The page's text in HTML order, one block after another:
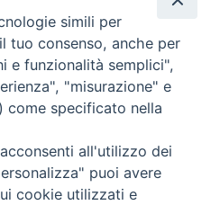
simili per
tuo consenso, anche per
e funzionalità semplici",
"misurazione" e
specificato nella
all'utilizzo dei
puoi avere
cookie utilizzati e